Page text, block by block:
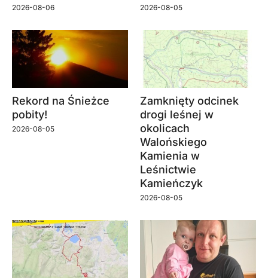
2026-08-06 2026-08-05
Rekord na Śnieżce
pobity!
2026-08-05
Zamknięty odcinek
drogi leśnej w
okolicach
Walońskiego
Kamienia w
Leśnictwie
Kamieńczyk
2026-08-05